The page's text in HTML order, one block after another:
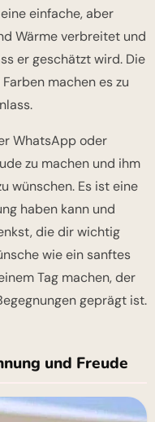
einfache, aber
Wärme verbreitet und
er geschätzt wird. Die
machen es zu
WhatsApp oder
zu machen und ihm
wünschen. Es ist eine
haben kann und
die dir wichtig
wie ein sanftes
Tag machen, der
geprägt ist.
und Freude